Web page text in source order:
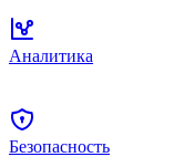
Аналитика
Безопасность